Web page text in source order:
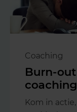
Coaching
Burn-out
coaching
Kom in actie,